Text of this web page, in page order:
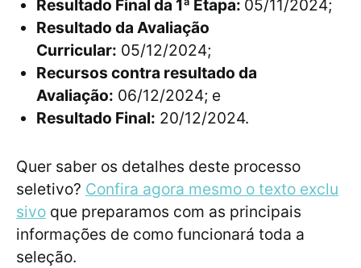
Resultado Final da 1ª Etapa: 05/11/2024;
Resultado da Avaliação
Curricular: 05/12/2024;
Recursos contra resultado da
Avaliação: 06/12/2024; e
Resultado Final: 20/12/2024.
Quer saber os detalhes deste processo
seletivo? Confira agora mesmo o texto exclu
sivo que preparamos com as principais
informações de como funcionará toda a
seleção.